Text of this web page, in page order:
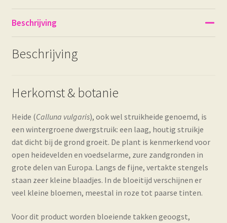
Beschrijving
Beschrijving
Herkomst & botanie
Heide (Calluna vulgaris), ook wel struikheide genoemd, is
een wintergroene dwergstruik: een laag, houtig struikje
dat dicht bij de grond groeit. De plant is kenmerkend voor
open heidevelden en voedselarme, zure zandgronden in
grote delen van Europa. Langs de fijne, vertakte stengels
staan zeer kleine blaadjes. In de bloeitijd verschijnen er
veel kleine bloemen, meestal in roze tot paarse tinten.
Voor dit product worden bloeiende takken geoogst,